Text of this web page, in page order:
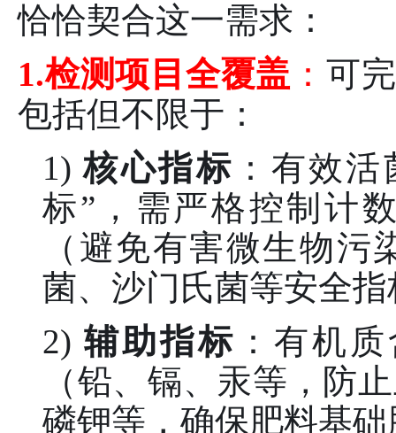
恰恰契合这一需求：
1.检测项目全覆盖 ： 可
包括但不限于：
1)核心指标 ：有效
标”，需严格控制计
（避免有害微生物
菌、沙门氏菌等安全
2) 辅助指标 ：有机
（铅、镉、汞等，防
磷钾等，确保肥料基